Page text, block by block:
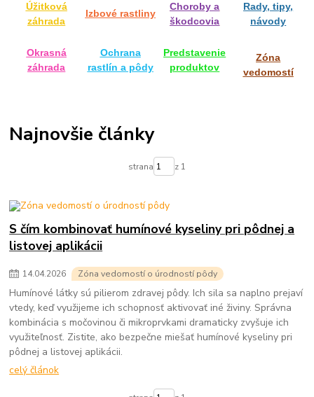
Úžitková
záhrada
Izbové rastliny
Choroby a
škodcovia
Rady, tipy,
návody
Okrasná
záhrada
Ochrana
rastlín a pôdy
Predstavenie
produktov
Zóna
vedomostí
Najnovšie články
strana z 1
S čím kombinovať humínové kyseliny pri pôdnej a
listovej aplikácii
14.04.2026 Zóna vedomostí o úrodností pôdy
Humínové látky sú pilierom zdravej pôdy. Ich sila sa naplno prejaví
vtedy, keď využijeme ich schopnosť aktivovať iné živiny. Správna
kombinácia s močovinou či mikroprvkami dramaticky zvyšuje ich
využiteľnosť. Zistite, ako bezpečne miešať humínové kyseliny pri
pôdnej a listovej aplikácii.
celý článok